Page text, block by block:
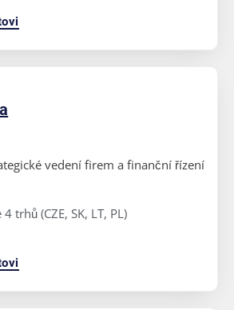
vedení firem a finanční řízení
trhů (CZE, SK, LT, PL)